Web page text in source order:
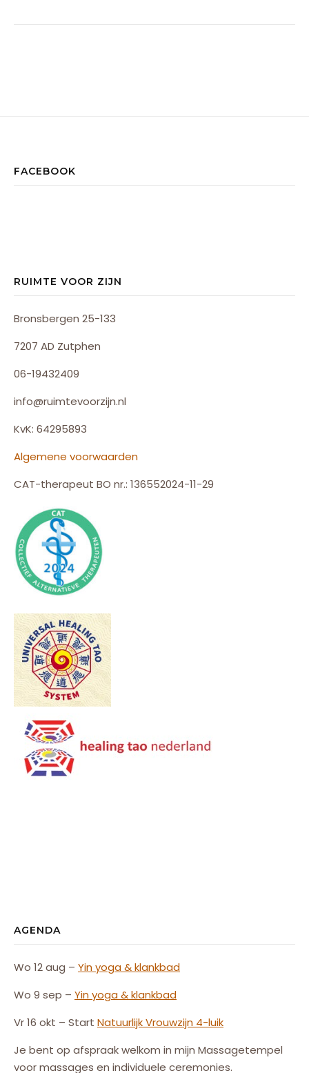
FACEBOOK
RUIMTE VOOR ZIJN
Bronsbergen 25-133
7207 AD Zutphen
06-19432409
info@ruimtevoorzijn.nl
KvK: 64295893
Algemene voorwaarden
CAT-therapeut BO nr.: 136552024-11-29
AGENDA
Wo 12 aug – Yin yoga & klankbad
Wo 9 sep – Yin yoga & klankbad
Vr 16 okt – Start NatuurlijkVrouwzijn 4-luik
Je bent op afspraak welkom in mijn Massagetempel
voor massages en individuele ceremonies.